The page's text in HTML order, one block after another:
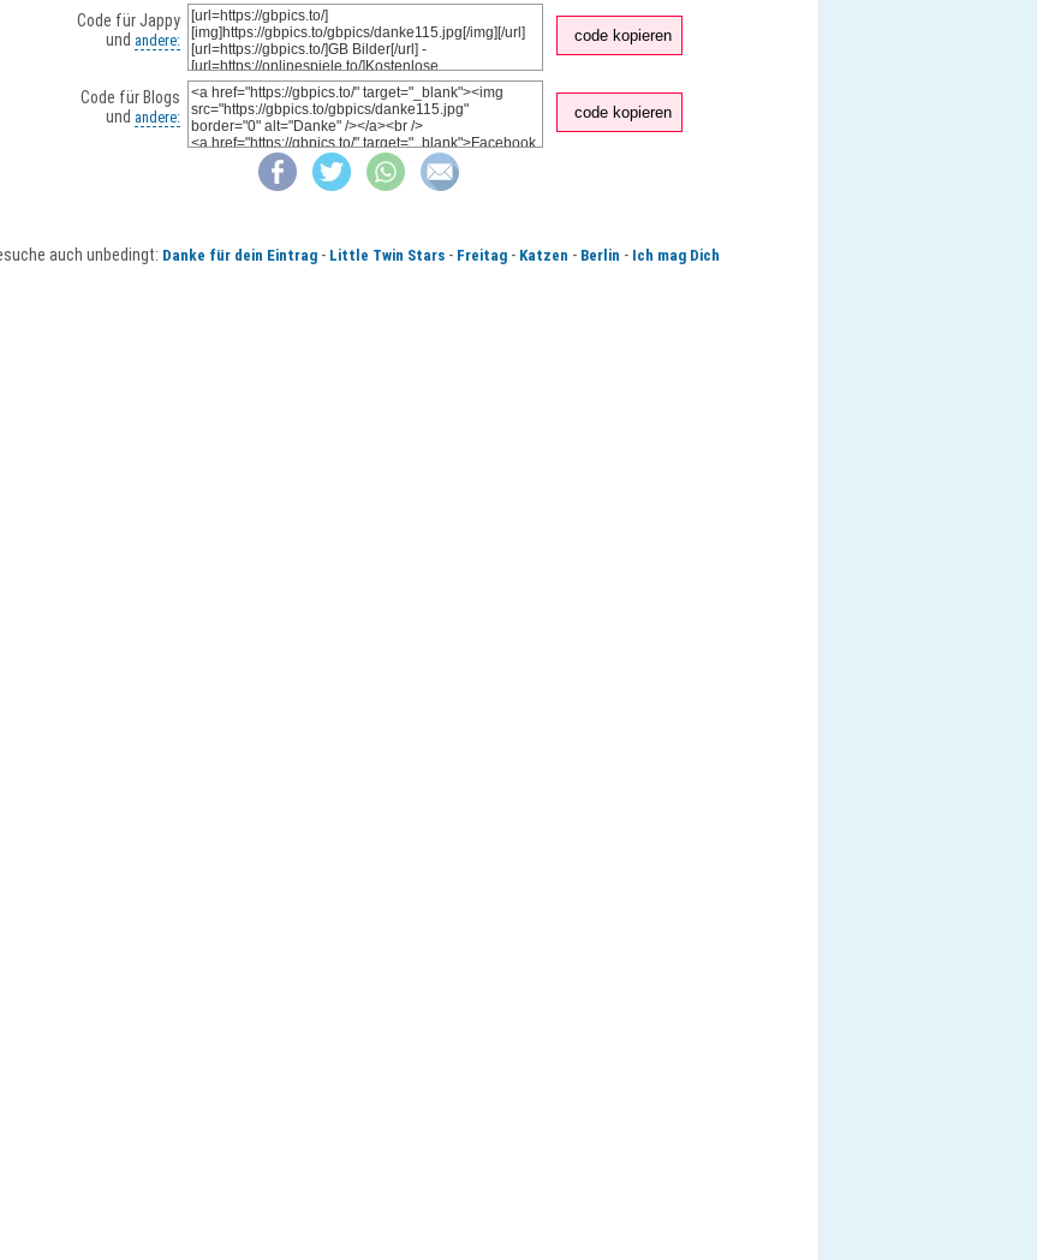
Code für Jappy
und andere: code kopieren
Code für Blogs
und andere: code kopieren
auch unbedingt: Danke für dein Eintrag- Little Twin Stars- Freitag- Katzen - Berlin - Ich mag Dich